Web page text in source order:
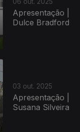
Apresentação |
Dulce Bradford
03 out. 2025
Apresentação |
Susana Silveira